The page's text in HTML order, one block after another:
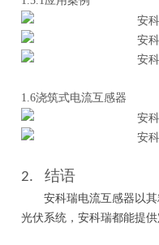
1.6浇筑式电流互感器
2. 结语
安科瑞电流互感器以其
光伏系统，安科瑞都能提供